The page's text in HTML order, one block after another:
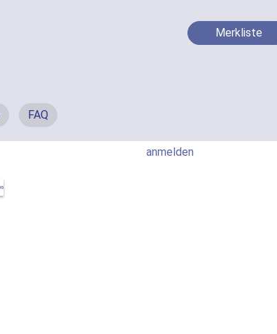
FAQ
Merkliste
anmelden